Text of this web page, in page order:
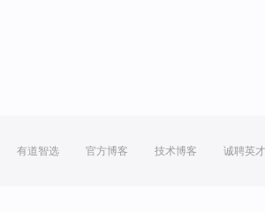
有道智选 官方博客 技术博客 诚聘英才